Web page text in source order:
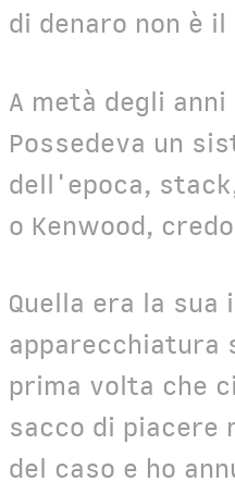
di denaro non è
A metà degli
Possedeva un
dell'epoca,
o Kenwood,
Quella era la sua
apparecchiatura
prima volta che
sacco di piacere
del caso e ho